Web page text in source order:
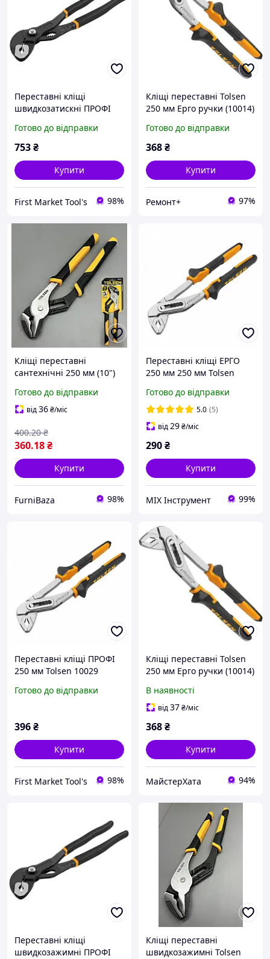
Переставні кліщі
швидкозатискні ПРОФІ
Готово до відправки
753₴
Купити
First Market Tool's 98%
Кліщі переставні Tolsen
250 мм Ерго ручки (10014)
Готово до відправки
368₴
Купити
Ремонт+ 97%
Кліщі переставні
сантехнічні 250 мм (10")
для захоплення труб,
гайок та болтів
Готово до відправки
від36₴/міс
360.18₴
400.20 ₴
Купити
FurniBaza 98%
Переставні кліщі ЕРГО
250 мм 250 мм Tolsen
Готово до відправки
5.0 (5)
від29₴/міс
290₴
Купити
MIX Інструмент 99%
Переставні кліщі ПРОФІ
250 мм Tolsen 10029
Готово до відправки
396₴
Купити
First Market Tool's 98%
Кліщі переставні Tolsen
250 мм Ерго ручки (10014)
В наявності
від37₴/міс
368₴
Купити
МайстерХата 94%
Переставні кліщі
швидкозажимні ПРОФІ
Кліщі переставні
швидкозажимні Tolsen